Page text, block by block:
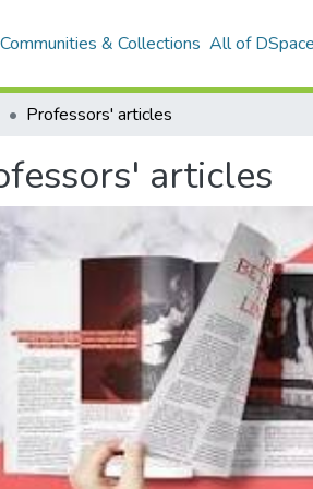
Communities & Collections All of
Professors' articles
articles